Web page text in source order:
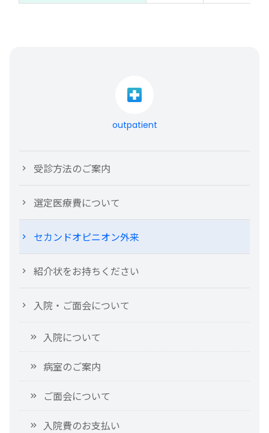
outpatient
受診方法のご案内
選定医療費について
セカンドオピニオン外来
紹介状をお持ちください
入院・ご面会について
入院について
病室のご案内
ご面会について
入院費のお支払い